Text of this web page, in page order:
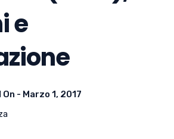
e
On - Marzo 1, 2017